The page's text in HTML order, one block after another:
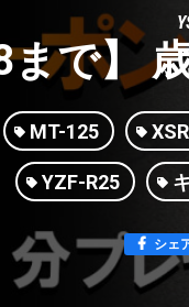
で】
MT-125
YZF-R25
シェ